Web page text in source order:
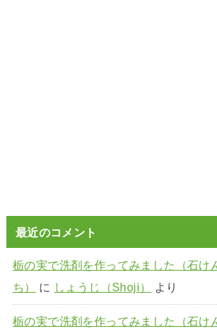
最近のコメント
栃の実で洗剤を作ってみました（石け
ち）
に しょうじ（Shoji） より
栃の実で洗剤を作ってみました（石け